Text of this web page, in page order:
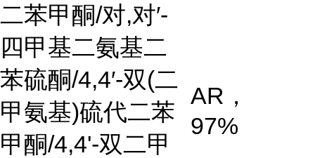
二苯甲酮/对,对′-
四甲基二氨基二
苯硫酮/4,4′-双(二
甲氨基)硫代二苯
甲酮/4,4'-双二甲
AR ，
97%